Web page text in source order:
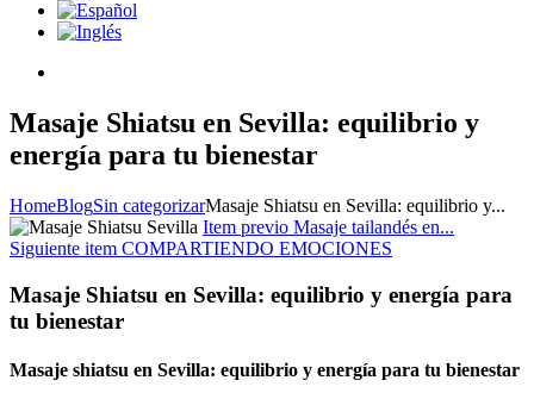
Masaje Shiatsu en Sevilla: equilibrio y
energía para tu bienestar
HomeBlogSin categorizarMasaje Shiatsu en Sevilla: equilibrio y...
Item previo Masaje tailandés en...
Siguiente item COMPARTIENDO EMOCIONES
Masaje Shiatsu en Sevilla: equilibrio y energía para
tu bienestar
Masaje shiatsu en Sevilla: equilibrio y energía para tu bienestar